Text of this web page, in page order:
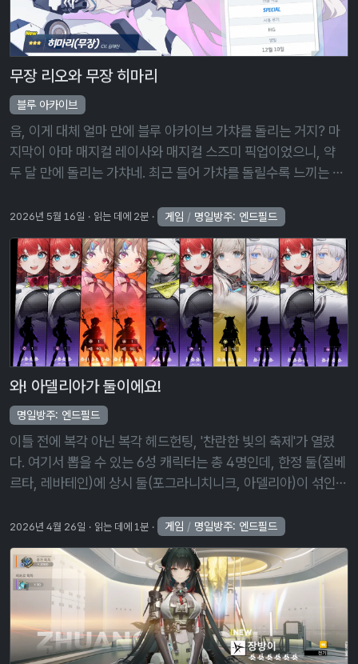
무장 리오와 무장 히마리
블루 아카이브
음, 이게 대체 얼마 만에 블루 아카이브 가챠를 돌리는 거지? 마
지막이 아마 매지컬 레이사와 매지컬 스즈미 픽업이었으니, 약
두 달 만에 돌리는 가챠네. 최근 들어 가챠를 돌릴수록 느끼는 거
이라고 생각한다. …
2026년 5월 16일 읽는 데에 2분 게임 / 명일방주: 엔드필드
와! 아델리아가 둘이에요!
명일방주: 엔드필드
이틀 전에 복각 아닌 복각 헤드헌팅, '찬란한 빛의 축제'가 열렸
다. 여기서 뽑을 수 있는 6성 캐릭터는 총 4명인데, 한정 둘(질베
르타, 레바테인)에 상시 둘(포그라니치니크, 아델리아)이 섞인
있는 …
2026년 4월 26일 읽는 데에 1분 게임 / 명일방주: 엔드필드